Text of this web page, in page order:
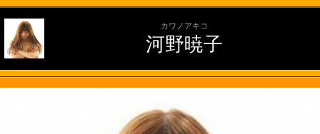
カワノアキコ
河野暁子